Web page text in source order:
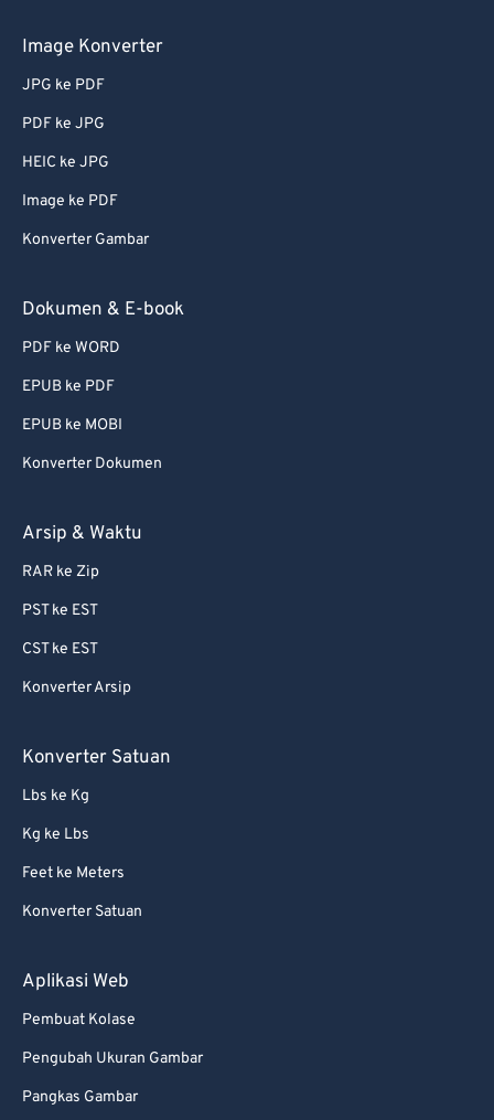
Image Konverter
JPG ke PDF
PDF ke JPG
HEIC ke JPG
Image ke PDF
Konverter Gambar
Dokumen & E-book
PDF ke WORD
EPUB ke PDF
EPUB ke MOBI
Konverter Dokumen
Arsip & Waktu
RAR ke Zip
PST ke EST
CST ke EST
Konverter Arsip
Konverter Satuan
Lbs ke Kg
Kg ke Lbs
Feet ke Meters
Konverter Satuan
Aplikasi Web
Pembuat Kolase
Pengubah Ukuran Gambar
Pangkas Gambar